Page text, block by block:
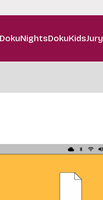
DokuNightsDokuKidsJury